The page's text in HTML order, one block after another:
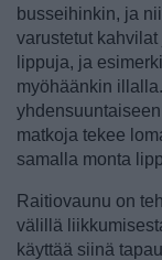
busseihinkin, ja
varustetut
lippuja, ja
myöhäänkin
matkoja tekee
samalla monta
Raitiovaunu on
välillä
käyttää siinä